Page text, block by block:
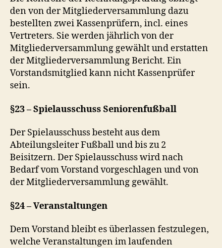
den von der Mitgliederversammlung dazu
bestellten zwei Kassenprüfern, incl. eines
Vertreters. Sie werden jährlich von der
Mitgliederversammlung gewählt und erstatten
der Mitgliederversammlung Bericht. Ein
Vorstandsmitglied kann nicht Kassenprüfer
sein.
§23 – Spielausschuss Seniorenfußball
Der Spielausschuss besteht aus dem
Abteilungsleiter Fußball und bis zu 2
Beisitzern. Der Spielausschuss wird nach
Bedarf vom Vorstand vorgeschlagen und von
der Mitgliederversammlung gewählt.
§24 – Veranstaltungen
Dem Vorstand bleibt es überlassen festzulegen,
welche Veranstaltungen im laufenden